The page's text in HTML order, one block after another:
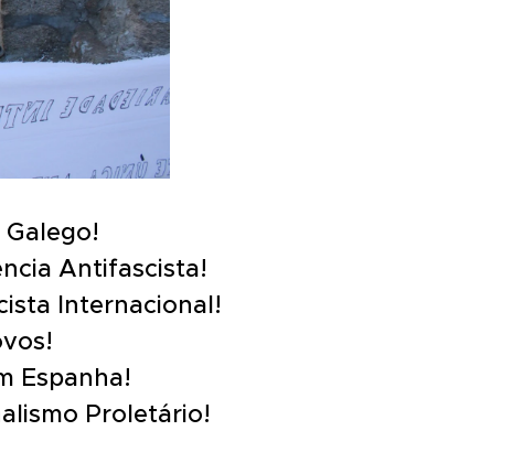
Antifascista!
Internacional!
Espanha!
Proletário!